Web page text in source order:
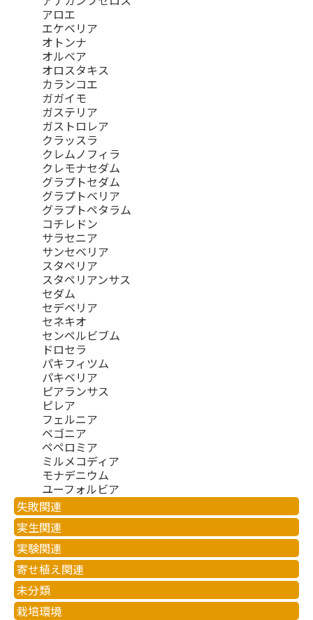
アロエ
エケベリア
オトンナ
オルベア
オロスタキス
カランコエ
ガガイモ
ガステリア
ガストロレア
クラッスラ
クレムノフィラ
クレモナセダム
グラプトセダム
グラプトベリア
グラプトペタラム
コチレドン
サラセニア
サンセベリア
スタペリア
スタペリアンサス
セダム
セデベリア
セネキオ
センペルビブム
ドロセラ
パキフィツム
パキベリア
ピアランサス
ピレア
フェルニア
ベゴニア
ペペロミア
ミルメコディア
モナデニウム
ユーフォルビア
失敗関連
実生関連
実験関連
寄せ植え関連
未分類
栽培環境